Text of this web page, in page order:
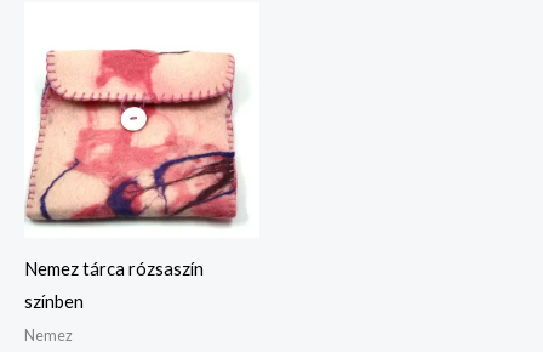
Nemez tárca rózsaszín
színben
Nemez